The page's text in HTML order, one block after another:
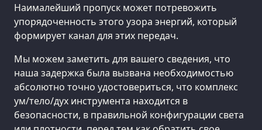
Наималейший пропуск может потревожить
упорядоченность этого узора энергий, который
формирует канал для этих передач.
Мы можем заметить для вашего сведения, что
наша задержка была вызвана необходимостью
абсолютно точно удостовериться, что комплекс
ум/тело/дух инструмента находится в
безопасности, в правильной конфигурации света